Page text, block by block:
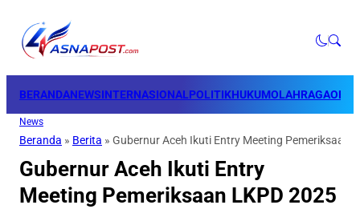
BERANDANEWSINTERNASIONALPOLITIKHUKUMOLAHRAGAOPINI
News
Beranda » Berita » Gubernur Aceh Ikuti Entry Meeting Pemeriksaan
Gubernur Aceh Ikuti Entry
Meeting Pemeriksaan LKPD 2025